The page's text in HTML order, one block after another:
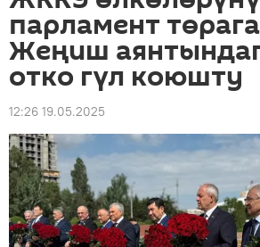
парламент
Жеңиш
отко гүл коюшту
12:26 19.05.2025